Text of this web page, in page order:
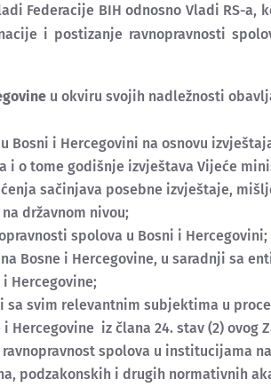
Federacije BIH odnosno Vladi RS-a,
i postizanje ravnopravnosti
u okviru svojih nadležnosti
Bosni i Hercegovini na osnovu
o tome godišnje izvještava Vijeće
sačinjava posebne izvještaje,
državnom nivou;
spolova u Bosni i Hercegovini;
Bosne i Hercegovine, u saradnji sa
Hercegovine;
svim relevantnim subjektima u
iz člana 24. stav (2) ovog
spolova u institucijama
podzakonskih i drugih normativnih